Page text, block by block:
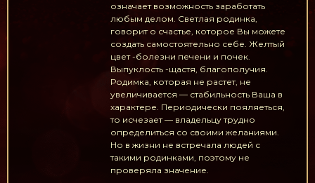
означает возможность заработать
любым делом. Светлая родинка,
говорит о счастье, которое Вы можете
создать самостоятельно себе. Желтый
цвет -болезни печени и почек.
Выпуклость -щастя, благополучия.
Родимка, которая не растет, не
увеличивается — стабильность Ваша в
характере. Периодически пояляеться,
то исчезает — владельцу трудно
определиться со своими желаниями.
Но в жизни не встречала людей с
такими родинками, поэтому не
проверяла значение.